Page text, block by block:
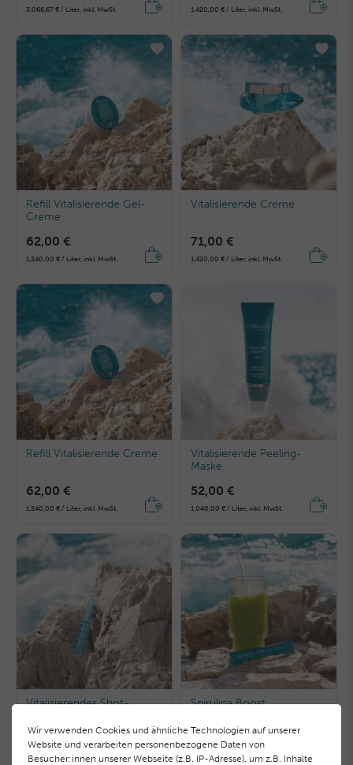
3.066,67 € / Liter, inkl. MwSt. 1.420,00 € / Liter, inkl. MwSt.
Refill Vitalisierende Gel-
Creme
62,00 €
1.240,00 € / Liter, inkl. MwSt.
Vitalisierende Creme
71,00 €
1.420,00 € / Liter, inkl. MwSt.
Refill Vitalisierende Creme
62,00 €
1.240,00 € / Liter, inkl. MwSt.
Vitalisierende Peeling-
Maske
52,00 €
1.040,00 € / Liter, inkl. MwSt.
Vitalisierendes Shot-
42,00 €
6,00 € / Stück, inkl. MwSt.
Spirulina Boost
43,00 €
6,14 € / Stück, inkl. MwSt.
Wir verwenden Cookies und ähnliche Technologien auf unserer
Website und verarbeiten personenbezogene Daten von
Besucher:innen unserer Webseite (z.B. IP-Adresse), um z.B. Inhalte